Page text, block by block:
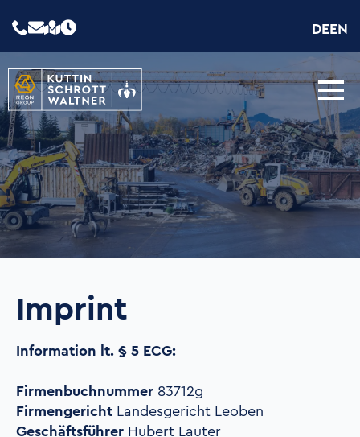
DEEN
Imprint
Information lt. § 5 ECG:
Firmenbuchnummer 83712g
Firmengericht Landesgericht Leoben
Geschäftsführer Hubert Lauter